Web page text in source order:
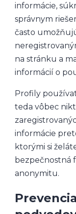
informácie,
správnym
často
na stránku a
informácií o
Profily
teda vôbec
informácie
ktorými si
bezpečnostná
anonymitu.